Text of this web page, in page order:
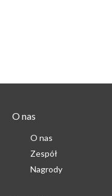
O nas
O nas
Zespół
Nagrody